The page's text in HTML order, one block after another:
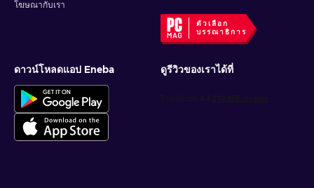
โฆษณากับเรา
ตัวเลือก
บรรณาธิการ
ดาวน์โหลดแอป Eneba ดูรีวิวของเราได้ที่